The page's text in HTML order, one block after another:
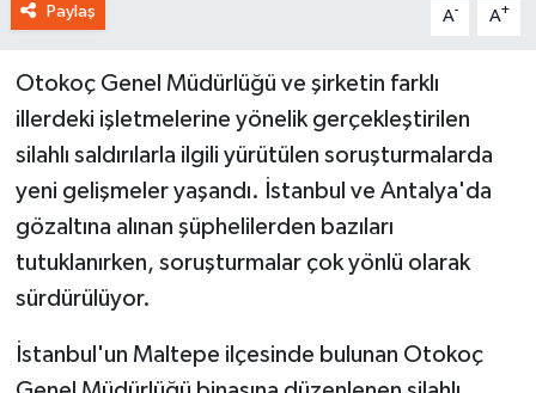
Paylaş A- A+
Otokoç Genel Müdürlüğü ve şirketin farklı
illerdeki işletmelerine yönelik gerçekleştirilen
silahlı saldırılarla ilgili yürütülen soruşturmalarda
yeni gelişmeler yaşandı. İstanbul ve Antalya'da
gözaltına alınan şüphelilerden bazıları
tutuklanırken, soruşturmalar çok yönlü olarak
sürdürülüyor.
İstanbul'un Maltepe ilçesinde bulunan Otokoç